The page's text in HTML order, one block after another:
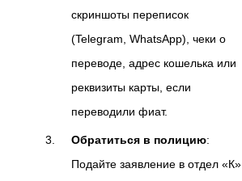
скриншоты переписок
(Telegram, WhatsApp), чеки о
переводе, адрес кошелька или
реквизиты карты, если
переводили фиат.
Обратиться в полицию:
Подайте заявление в отдел «К»